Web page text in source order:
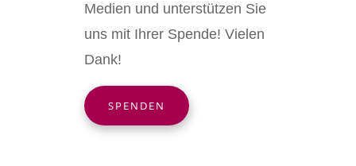
Medien und unterstützen Sie
uns mit Ihrer Spende! Vielen
Dank!
SPENDEN